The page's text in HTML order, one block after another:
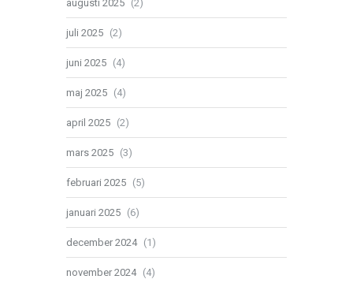
augusti 2025 (2)
juli 2025 (2)
juni 2025 (4)
maj 2025 (4)
april 2025 (2)
mars 2025 (3)
februari 2025 (5)
januari 2025 (6)
december 2024 (1)
november 2024 (4)